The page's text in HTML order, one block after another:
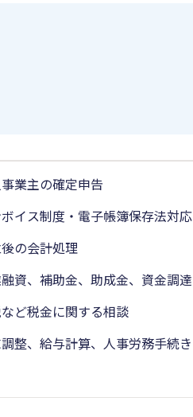
業主の確定申告
イス制度・電子帳簿保存法対応
の会計処理
資、補助金、助成金、資金調達
ど税金に関する相談
整、給与計算、人事労務手続き